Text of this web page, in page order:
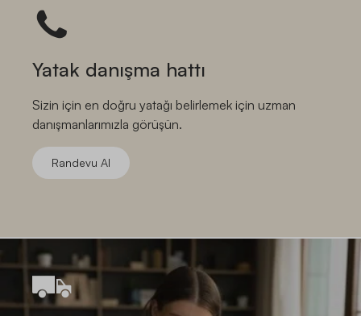
Yatak danışma hattı
Sizin için en doğru yatağı belirlemek için uzman
danışmanlarımızla görüşün.
Randevu Al